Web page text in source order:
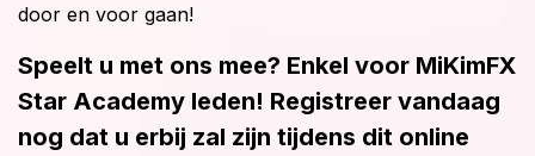
door en voor gaan!
Speelt u met ons mee? Enkel voor MiKimFX
Star Academy leden! Registreer vandaag
nog dat u erbij zal zijn tijdens dit online